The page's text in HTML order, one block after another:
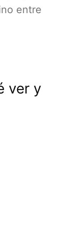
entre
ver y